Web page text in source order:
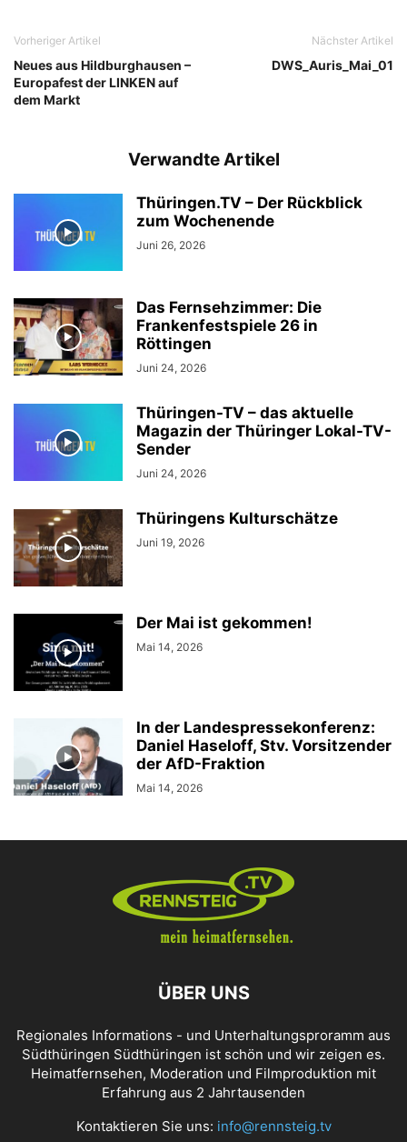
Vorheriger Artikel
Neues aus Hildburghausen –
Europafest der LINKEN auf
dem Markt
Nächster Artikel
DWS_Auris_Mai_01
Verwandte Artikel
Thüringen.TV – Der Rückblick
zum Wochenende
Juni 26, 2026
Das Fernsehzimmer: Die
Frankenfestspiele 26 in
Röttingen
Juni 24, 2026
Thüringen-TV – das aktuelle
Magazin der Thüringer Lokal-TV-
Sender
Juni 24, 2026
Thüringens Kulturschätze
Juni 19, 2026
Der Mai ist gekommen!
Mai 14, 2026
In der Landespressekonferenz:
Daniel Haseloff, Stv. Vorsitzender
der AfD-Fraktion
Mai 14, 2026
ÜBER UNS
Regionales Informations - und Unterhaltungsproramm aus
Südthüringen Südthüringen ist schön und wir zeigen es.
Heimatfernsehen, Moderation und Filmproduktion mit
Erfahrung aus 2 Jahrtausenden
Kontaktieren Sie uns: info@rennsteig.tv